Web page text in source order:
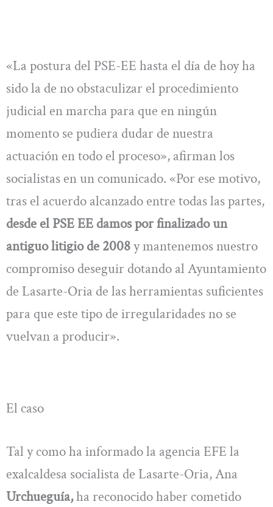
«La postura del PSE-EE hasta el día de hoy ha
sido la de no obstaculizar el procedimiento
judicial en marcha para que en ningún
momento se pudiera dudar de nuestra
actuación en todo el proceso», afirman los
socialistas en un comunicado. «Por ese motivo,
tras el acuerdo alcanzado entre todas las partes,
desde el PSE EE damos por finalizado un
antiguo litigio de 2008y mantenemos nuestro
compromiso deseguir dotando al Ayuntamiento
de Lasarte-Oria de las herramientas suficientes
para que este tipo de irregularidades no se
vuelvan a producir».
El caso
Tal y como ha informado la agencia EFE la
exalcaldesa socialista de Lasarte-Oria, Ana
Urchueguía,ha reconocido haber cometido